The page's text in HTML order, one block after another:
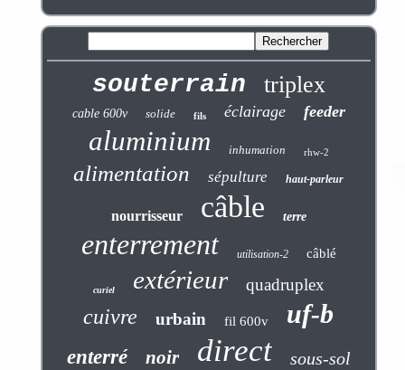
souterrain triplex
cable 600v solide fils éclairage feeder
aluminium inhumation rhw-2
alimentation sépulture haut-parleur
nourrisseur câble terre
enterrement utilisation-2 câblé
curiel extérieur quadruplex
cuivre urbain fil 600v uf-b
enterré noir direct sous-sol